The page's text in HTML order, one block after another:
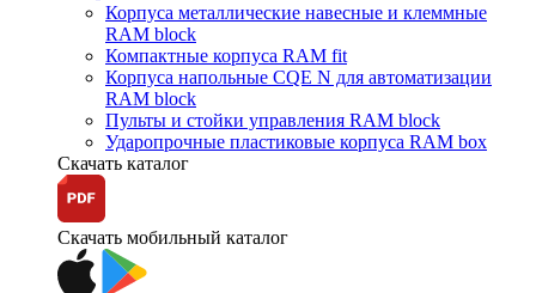
Корпуса металлические навесные и клеммные
RAM block
Компактные корпуса RAM fit
Корпуса напольные CQE N для автоматизации
RAM block
Пульты и стойки управления RAM block
Ударопрочные пластиковые корпуса RAM box
Скачать каталог
Скачать мобильный каталог